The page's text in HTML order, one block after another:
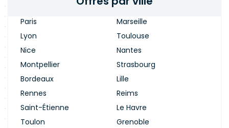
Paris
Marseille
Lyon
Toulouse
Nice
Nantes
Montpellier
Strasbourg
Bordeaux
Lille
Rennes
Reims
Saint-Étienne
Le Havre
Toulon
Grenoble